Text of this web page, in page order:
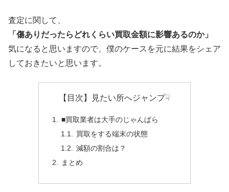
査定に関して、
「傷ありだったらどれくらい買取金額に影響あるのか」
気になると思いますので、僕のケースを元に結果をシェア
しておきたいと思います。
【目次】見たい所へジャンプ☟
■買取業者は大手のじゃんぱら
買取をする端末の状態
減額の割合は？
まとめ